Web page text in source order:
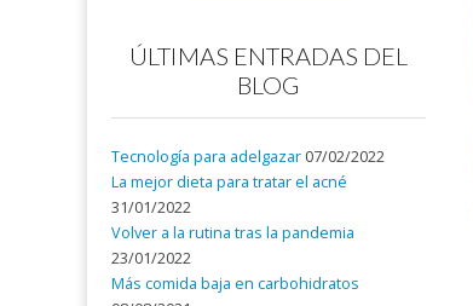
ÚLTIMAS ENTRADAS DEL
BLOG
Tecnología para adelgazar 07/02/2022
La mejor dieta para tratar el acné
31/01/2022
Volver a la rutina tras la pandemia
23/01/2022
Más comida baja en carbohidratos